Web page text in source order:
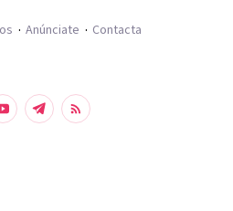
Anúnciate Contacta